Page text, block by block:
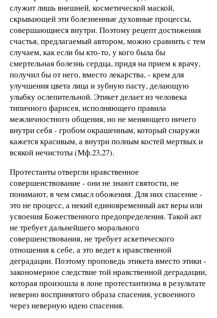
служит лишь внешней, косметической маской,
скрывающей эти болезненные духовные процессы,
совершающиеся внутри. Поэтому рецепт достижения
счастья, предлагаемый автором, можно сравнить с тем
случаем, как если бы кто-то, у кого была бы
смертельная болезнь сердца, придя на прием к врачу,
получил бы от него, вместо лекарства, - крем для
улучшения цвета лица и зубную пасту, делающую
улыбку ослепительной. Этикет делает из человека
типичного фарисея, исполняющего правила
межличностного общения, но не меняющего ничего
внутри себя - гробом окрашенным, который снаружи
кажется красивым, а внутри полным костей мертвых и
всякой нечистоты (Мф.23,27).
Протестанты отвергли нравственное
совершенствование - они не знают святости, не
понимают, в чем смысл обожения. Для них спасение -
это не процесс, а некий единовременный акт веры или
усвоения Божественного предопределения. Такой акт
не требует дальнейшего морального
совершенствования, не требует аскетического
отношения к себе, а это ведет к нравственной
деградации. Поэтому проповедь этикета вместо этики -
закономерное следствие той нравственной деградации,
которая произошла в лоне протестантизма в результате
неверно воспринятого образа спасения, усвоенного
через неверную идею спасения.